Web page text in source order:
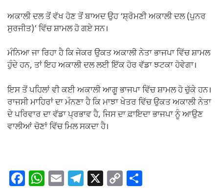
ਅਕਾਲੀ ਦਲ ਤੋਂ ਵੱਖ ਹੋਣ ਤੋਂ ਬਾਅਦ ਉਹ ‘ਸ਼੍ਰੋਮਣੀ ਅਕਾਲੀ ਦਲ (ਪੁਨਰ
ਸੁਰਜੀਤ)’ ਵਿੱਚ ਸ਼ਾਮਲ ਹੋ ਗਏ ਸਨ।
ਮੰਨਿਆ ਜਾ ਰਿਹਾ ਹੈ ਕਿ ਜੇਕਰ ਉਕਤ ਅਕਾਲੀ ਨੇਤਾ ਭਾਜਪਾ ਵਿੱਚ ਸ਼ਾਮਲ
ਹੁੰਦੇ ਹਨ, ਤਾਂ ਇਹ ਅਕਾਲੀ ਦਲ ਲਈ ਇੱਕ ਹੋਰ ਵੱਡਾ ਝਟਕਾ ਹੋਵੇਗਾ।
ਇਸ ਤੋਂ ਪਹਿਲਾਂ ਵੀ ਕਈ ਅਕਾਲੀ ਆਗੂ ਭਾਜਪਾ ਵਿੱਚ ਸ਼ਾਮਲ ਹੋ ਚੁੱਕੇ ਹਨ।
ਰਾਜਸੀ ਮਾਹਿਰਾਂ ਦਾ ਮੰਨਣਾ ਹੈ ਕਿ ਮਾਝਾ ਖੇਤਰ ਵਿੱਚ ਉਕਤ ਅਕਾਲੀ ਨੇਤਾ
ਦੇ ਪਰਿਵਾਰ ਦਾ ਵੱਡਾ ਪ੍ਰਭਾਵ ਹੈ, ਜਿਸ ਦਾ ਫ਼ਾਇਦਾ ਭਾਜਪਾ ਨੂੰ ਆਉਣ
ਵਾਲੀਆਂ ਚੋਣਾਂ ਵਿੱਚ ਮਿਲ ਸਕਦਾ ਹੈ।
F W E T X C